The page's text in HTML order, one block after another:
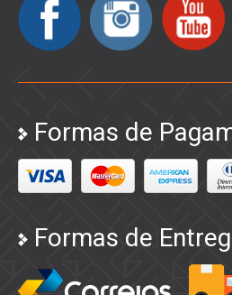
Formas de
Formas de